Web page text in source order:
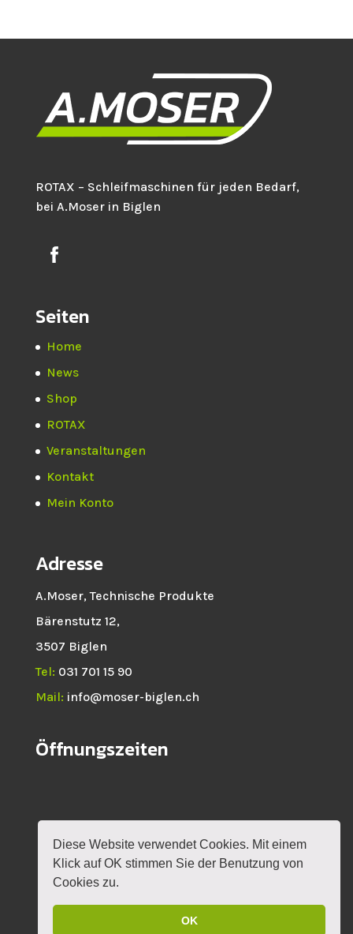
Diese Website verwendet Cookies. Mit einem
Klick auf OK stimmen Sie der Benutzung von
Cookies zu.
OK
ROTAX – Schleifmaschinen für jeden Bedarf,
bei A.Moser in Biglen
Seiten
Home
News
Shop
ROTAX
Veranstaltungen
Kontakt
Mein Konto
Adresse
A.Moser, Technische Produkte
Bärenstutz 12,
3507 Biglen
Tel: 031 701 15 90
Mail: info@moser-biglen.ch
Öffnungszeiten
HOME NEWS SHOP
ROTAX
VERANSTALTUNGEN
MYLOKALESUCHE GMBH